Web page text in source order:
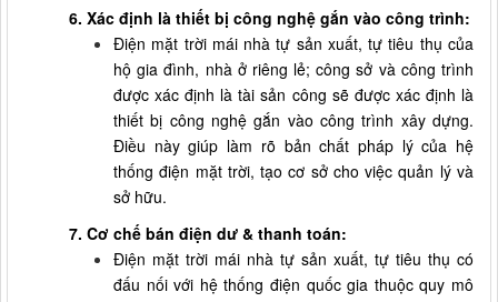
6. Xác định là thiết bị công nghệ gắn vào công trình:
Điện mặt trời mái nhà tự sản xuất, tự tiêu thụ của
hộ gia đình, nhà ở riêng lẻ; công sở và công trình
được xác định là tài sản công sẽ được xác định là
thiết bị công nghệ gắn vào công trình xây dựng.
Điều này giúp làm rõ bản chất pháp lý của hệ
thống điện mặt trời, tạo cơ sở cho việc quản lý và
sở hữu.
7. Cơ chế bán điện dư & thanh toán:
Điện mặt trời mái nhà tự sản xuất, tự tiêu thụ có
đấu nối với hệ thống điện quốc gia thuộc quy mô